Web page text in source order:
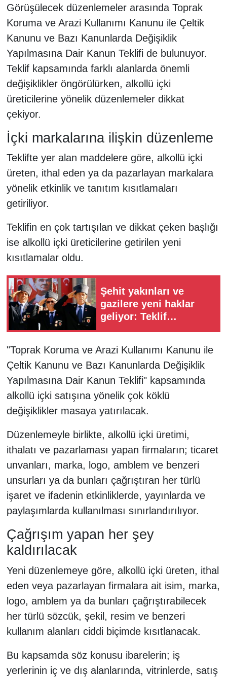
Görüşülecek düzenlemeler arasında Toprak
Koruma ve Arazi Kullanımı Kanunu ile Çeltik
Kanunu ve Bazı Kanunlarda Değişiklik
Yapılmasına Dair Kanun Teklifi de bulunuyor.
Teklif kapsamında farklı alanlarda önemli
değişiklikler öngörülürken, alkollü içki
üreticilerine yönelik düzenlemeler dikkat
çekiyor.
İçki markalarına ilişkin düzenleme
Teklifte yer alan maddelere göre, alkollü içki
üreten, ithal eden ya da pazarlayan markalara
yönelik etkinlik ve tanıtım kısıtlamaları
getiriliyor.
Teklifin en çok tartışılan ve dikkat çeken başlığı
ise alkollü içki üreticilerine getirilen yeni
kısıtlamalar oldu.
Şehit yakınları ve
gazilere yeni haklar
geliyor: Teklif
"Toprak Koruma ve Arazi Kullanımı Kanunu ile
Çeltik Kanunu ve Bazı Kanunlarda Değişiklik
Yapılmasına Dair Kanun Teklifi" kapsamında
alkollü içki satışına yönelik çok köklü
değişiklikler masaya yatırılacak.
Düzenlemeyle birlikte, alkollü içki üretimi,
ithalatı ve pazarlaması yapan firmaların; ticaret
unvanları, marka, logo, amblem ve benzeri
unsurları ya da bunları çağrıştıran her türlü
işaret ve ifadenin etkinliklerde, yayınlarda ve
paylaşımlarda kullanılması sınırlandırılıyor.
Çağrışım yapan her şey
kaldırılacak
Yeni düzenlemeye göre, alkollü içki üreten, ithal
eden veya pazarlayan firmalara ait isim, marka,
logo, amblem ya da bunları çağrıştırabilecek
her türlü sözcük, şekil, resim ve benzeri
kullanım alanları ciddi biçimde kısıtlanacak.
Bu kapsamda söz konusu ibarelerin; iş
yerlerinin iç ve dış alanlarında, vitrinlerde, satış